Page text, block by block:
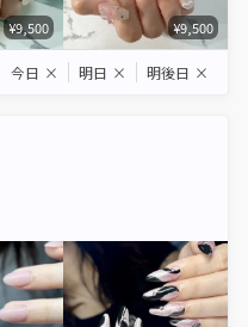
¥9,500 ¥9,500
今日 × 明日 × 明後日 ×